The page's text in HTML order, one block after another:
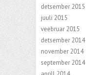
detsember 2015
juuli 2015
veebruar 2015
detsember 2014
november 2014
september 2014